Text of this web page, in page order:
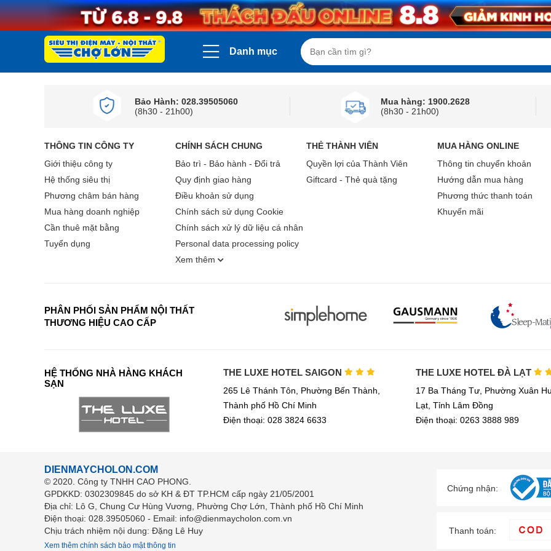
Danh mục
Bảo Hành: 028.39505060
(8h30 - 21h00)
Mua hàng: 1900.2628
(8h30 - 21h00)
THÔNG TIN CÔNG TY
Giới thiệu công ty
Hệ thống siêu thị
Phương châm bán hàng
Mua hàng doanh nghiệp
Cần thuê mặt bằng
Tuyển dụng
CHÍNH SÁCH CHUNG
Bảo trì - Bảo hành - Đổi trả
Quy định giao hàng
Điều khoản sử dụng
Chính sách sử dụng Cookie
Chính sách xử lý dữ liệu cá nhân
Personal data processing policy
Xem thêm
THẺ THÀNH VIÊN
Quyền lợi của Thành Viên
Giftcard - Thẻ quà tặng
MUA HÀNG ONLINE
Thông tin chuyển khoản
Hướng dẫn mua hàng
Phương thức thanh toán
Khuyến mãi
PHÂN PHỐI SẢN PHẨM NỘI THẤT
THƯƠNG HIỆU CAO CẤP
HỆ THỐNG NHÀ HÀNG KHÁCH
SẠN
THE LUXE HOTEL SAIGON
265 Lê Thánh Tôn, Phường Bến Thành,
Thành phố Hồ Chí Minh
Điện thoại: 028 3824 6633
THE LUXE HOTEL ĐÀ LẠT
17 Ba Tháng Tư, Phường Xuân
Lạt, Tỉnh Lâm Đồng
Điện thoại: 0263 3888 989
DIENMAYCHOLON.COM
© 2020. Công ty TNHH CAO PHONG.
GPDKKD: 0302309845 do sở KH & ĐT TP.HCM cấp ngày 21/05/2001
Địa chỉ: Lô G, Chung Cư Hùng Vương, Phường Chợ Lớn, Thành phố Hồ Chí Minh
Điện thoại: 028.39505060 - Email: info@dienmaycholon.com.vn
Chịu trách nhiệm nội dung: Đặng Lê Huy
Xem thêm chính sách bảo mật thông tin
Chứng nhận:
Thanh toán: